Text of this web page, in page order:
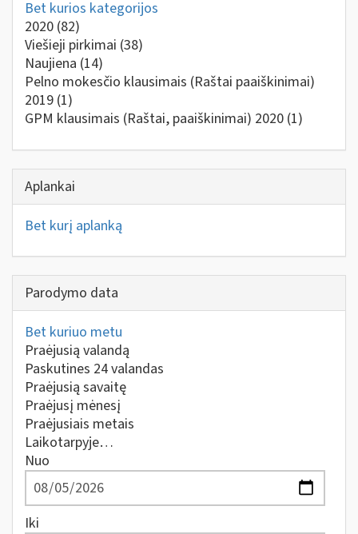
Bet kurios kategorijos
2020 (82)
Viešieji pirkimai (38)
Naujiena (14)
Pelno mokesčio klausimais (Raštai paaiškinimai)
2019 (1)
GPM klausimais (Raštai, paaiškinimai) 2020 (1)
Aplankai
Bet kurį aplanką
Parodymo data
Bet kuriuo metu
Praėjusią valandą
Paskutines 24 valandas
Praėjusią savaitę
Praėjusį mėnesį
Praėjusiais metais
Laikotarpyje…
Nuo
Iki